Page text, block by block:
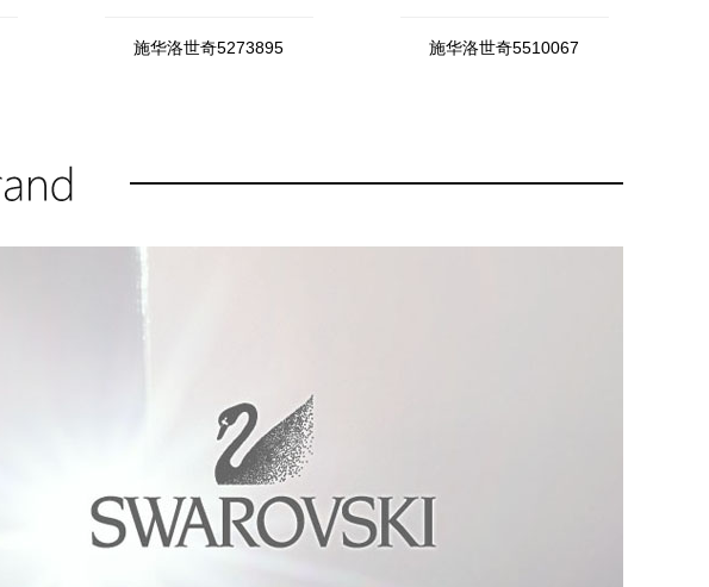
施华洛世奇5273895 施华洛世奇5510067